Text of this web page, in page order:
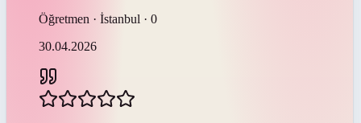
Öğretmen · İstanbul · 0
30.04.2026